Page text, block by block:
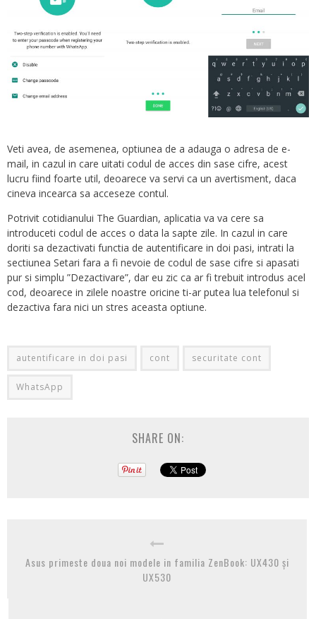
Veti avea, de asemenea, optiunea de a adauga o adresa de e-
mail, in cazul in care uitati codul de acces din sase cifre, acest
lucru fiind foarte util, deoarece va servi ca un avertisment, daca
cineva incearca sa acceseze contul.
Potrivit cotidianului The Guardian, aplicatia va va cere sa
introduceti codul de acces o data la sapte zile. In cazul in care
doriti sa dezactivati functia de autentificare in doi pasi, intrati la
sectiunea Setari fara a fi nevoie de codul de sase cifre si apasati
pur si simplu ”Dezactivare”, dar eu zic ca ar fi trebuit introdus acel
cod, deoarece in zilele noastre oricine ti-ar putea lua telefonul si
dezactiva fara nici un stres aceasta optiune.
autentificare in doi pasi cont securitate cont
WhatsApp
SHARE ON:
Asus primeste doua noi modele in familia ZenBook: UX430 și
UX530